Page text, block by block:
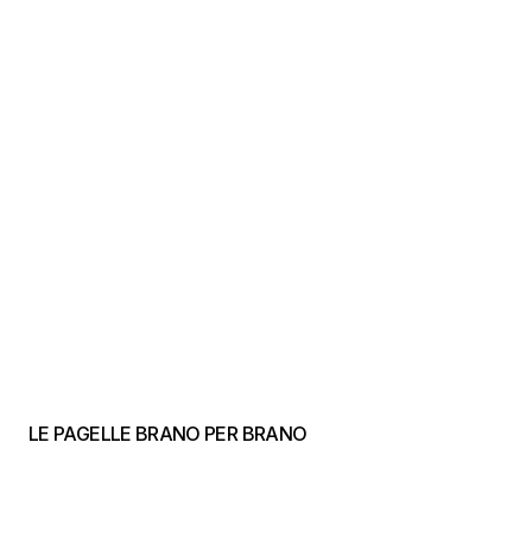
LE PAGELLE BRANO PER BRANO